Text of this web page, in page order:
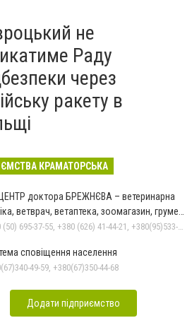
не
Раду
через
ракету в
КРАМАТОРСЬКА
доктора БРЕЖНЄВА – ветеринарна
ветврач, ветаптека, зоомагазин, грумер,
+380 (50) 695-37-55, +380 (626) 41-44-21, +380(95)533-90-03
сповіщення населення
49-59, +380(67)350-44-68
Додати підприємство